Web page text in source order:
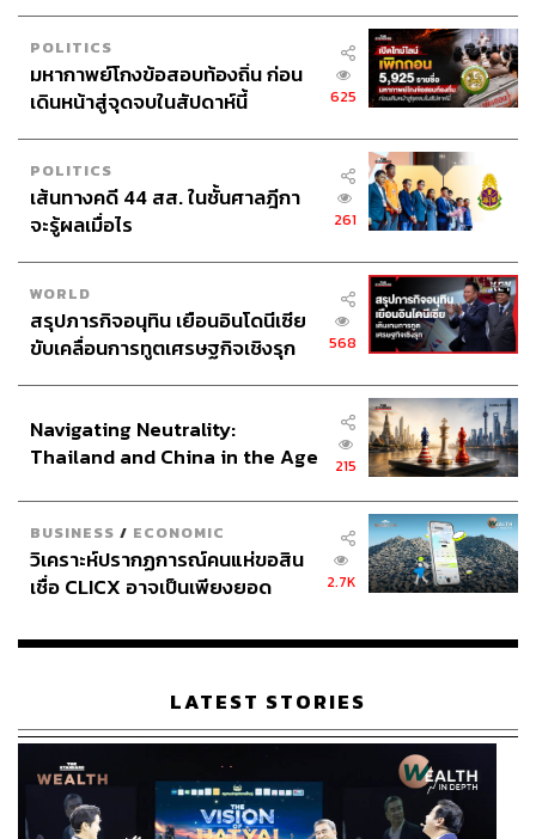
POLITICS
มหากาพย์โกงข้อสอบท้องถิ่น ก่อน
เดินหน้าสู่จุดจบในสัปดาห์นี้
625
POLITICS
เส้นทางคดี 44 สส. ในชั้นศาลฎีกา
จะรู้ผลเมื่อไร
261
WORLD
สรุปภารกิจอนุทิน เยือนอินโดนีเซีย
ขับเคลื่อนการทูตเศรษฐกิจเชิงรุก
568
Navigating Neutrality:
Thailand and China in the Age
215
BUSINESS / ECONOMIC
วิเคราะห์ปรากฏการณ์คนแห่ขอสิน
เชื่อ CLICX อาจเป็นเพียงยอด
เรือนไทยที่ถูกซุกไว้
2.7K
LATEST STORIES